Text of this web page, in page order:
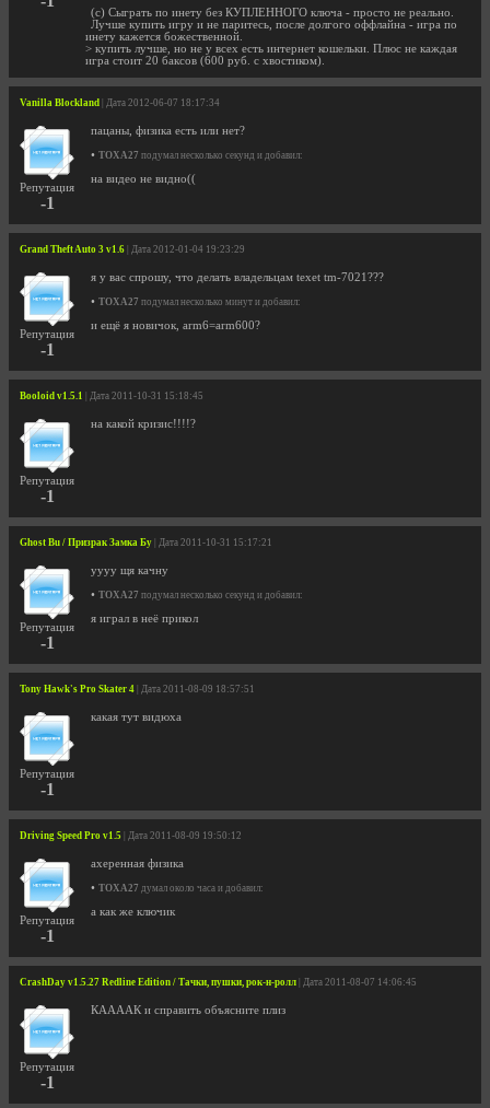
(с) Сыграть по инету без КУПЛЕННОГО ключа - просто не реально.
Лучше купить игру и не паритесь, после долгого оффлайна - игра по
инету кажется божественной.
> купить лучше, но не у всех есть интернет кошельки. Плюс не каждая
игра стоит 20 баксов (600 руб. с хвостиком).
Vanilla Blockland | Дата 2012-06-07 18:17:34
Репутация
-1
пацаны, физика есть или нет?
• TOXA27 подумал несколько секунд и добавил:
на видео не видно((
Grand Theft Auto 3 v1.6 | Дата 2012-01-04 19:23:29
Репутация
-1
я у вас спрошу, что делать владельцам texet tm-7021???
• TOXA27 подумал несколько минут и добавил:
и ещё я новичок, arm6=arm600?
Booloid v1.5.1 | Дата 2011-10-31 15:18:45
Репутация
-1
на какой кризис!!!!?
Ghost Bu / Призрак Замка Бу | Дата 2011-10-31 15:17:21
Репутация
-1
уууу щя качну
• TOXA27 подумал несколько секунд и добавил:
я играл в неё прикол
Tony Hawk's Pro Skater 4 | Дата 2011-08-09 18:57:51
Репутация
-1
какая тут видюха
Driving Speed Pro v1.5 | Дата 2011-08-09 19:50:12
Репутация
-1
ахеренная физика
• TOXA27 думал около часа и добавил:
а как же ключик
CrashDay v1.5.27 Redline Edition / Тачки, пушки, рок-н-ролл | Дата 2011-08-07 14:06:45
Репутация
-1
КААААК и справить объясните плиз